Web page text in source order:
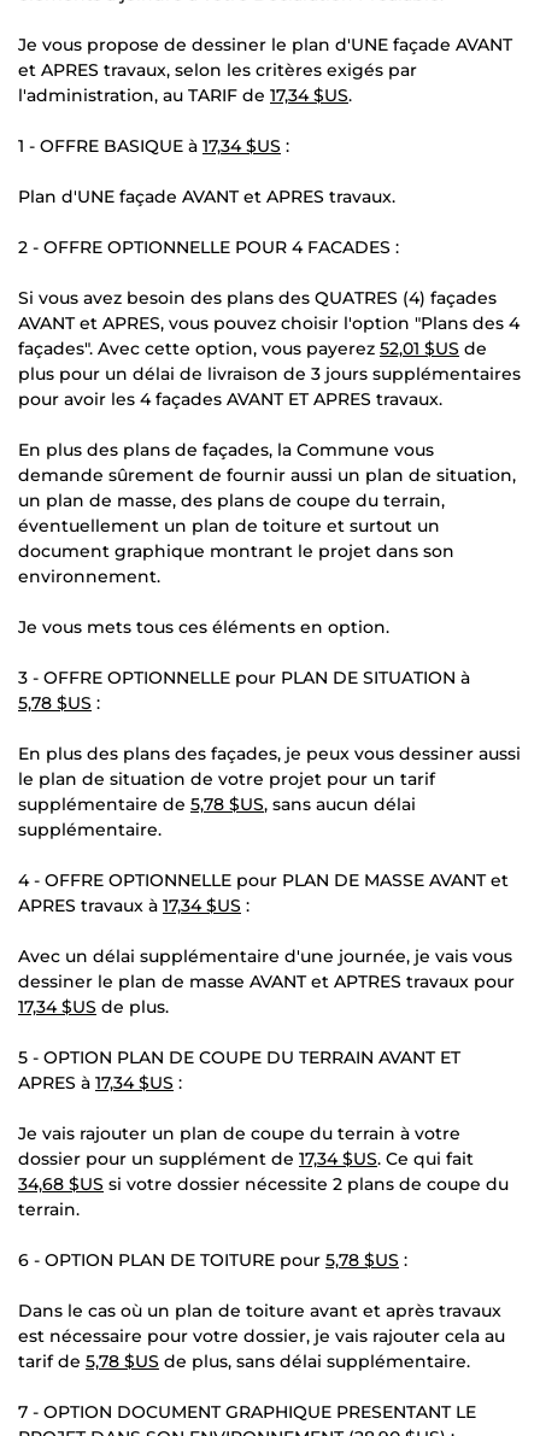
Je vous propose de dessiner le plan d'UNE façade AVANT
et APRES travaux, selon les critères exigés par
l'administration, au TARIF de 17,34 $US.
1 - OFFRE BASIQUE à 17,34 $US :
Plan d'UNE façade AVANT et APRES travaux.
2 - OFFRE OPTIONNELLE POUR 4 FACADES :
Si vous avez besoin des plans des QUATRES (4) façades
AVANT et APRES, vous pouvez choisir l'option "Plans des 4
façades". Avec cette option, vous payerez 52,01 $US de
plus pour un délai de livraison de 3 jours supplémentaires
pour avoir les 4 façades AVANT ET APRES travaux.
En plus des plans de façades, la Commune vous
demande sûrement de fournir aussi un plan de situation,
un plan de masse, des plans de coupe du terrain,
éventuellement un plan de toiture et surtout un
document graphique montrant le projet dans son
environnement.
Je vous mets tous ces éléments en option.
3 - OFFRE OPTIONNELLE pour PLAN DE SITUATION à
5,78 $US :
En plus des plans des façades, je peux vous dessiner aussi
le plan de situation de votre projet pour un tarif
supplémentaire de 5,78 $US, sans aucun délai
supplémentaire.
4 - OFFRE OPTIONNELLE pour PLAN DE MASSE AVANT et
APRES travaux à 17,34 $US :
Avec un délai supplémentaire d'une journée, je vais vous
dessiner le plan de masse AVANT et APTRES travaux pour
17,34 $US de plus.
5 - OPTION PLAN DE COUPE DU TERRAIN AVANT ET
APRES à 17,34 $US :
Je vais rajouter un plan de coupe du terrain à votre
dossier pour un supplément de 17,34 $US. Ce qui fait
34,68 $US si votre dossier nécessite 2 plans de coupe du
terrain.
6 - OPTION PLAN DE TOITURE pour 5,78 $US :
Dans le cas où un plan de toiture avant et après travaux
est nécessaire pour votre dossier, je vais rajouter cela au
tarif de 5,78 $US de plus, sans délai supplémentaire.
7 - OPTION DOCUMENT GRAPHIQUE PRESENTANT LE